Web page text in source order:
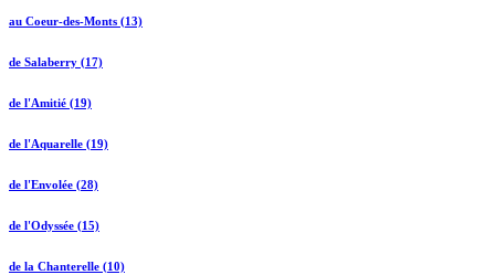
au Coeur-des-Monts (13)
de Salaberry (17)
de l'Amitié (19)
de l'Aquarelle (19)
de l'Envolée (28)
de l'Odyssée (15)
de la Chanterelle (10)